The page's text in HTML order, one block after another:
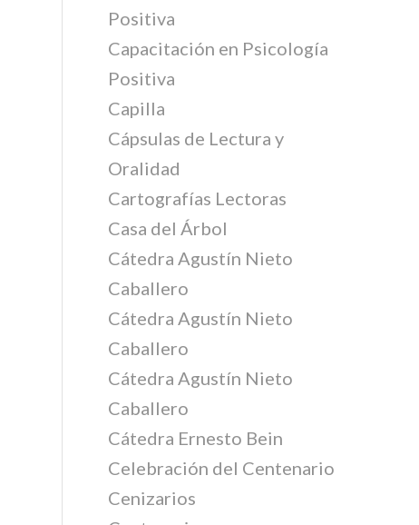
Positiva
Capacitación en Psicología
Positiva
Capilla
Cápsulas de Lectura y
Oralidad
Cartografías Lectoras
Casa del Árbol
Cátedra Agustín Nieto
Caballero
Cátedra Agustín Nieto
Caballero
Cátedra Agustín Nieto
Caballero
Cátedra Ernesto Bein
Celebración del Centenario
Cenizarios